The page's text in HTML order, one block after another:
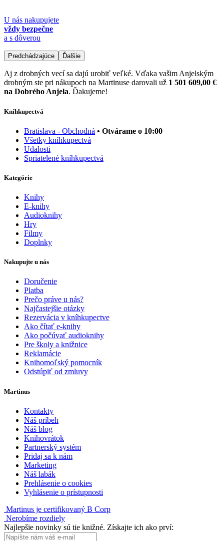
U nás nakupujete
vždy bezpečne
a s dôverou
Predchádzajúce Ďalšie
Aj z drobných vecí sa dajú urobiť veľké. Vďaka vašim Anjelským
drobným ste pri nákupoch na Martinuse darovali už 1 501 609,00 €
na Dobrého Anjela. Ďakujeme!
Kníhkupectvá
Bratislava - Obchodná • Otvárame o 10:00
Všetky kníhkupectvá
Udalosti
Spriatelené kníhkupectvá
Kategórie
Knihy
E-knihy
Audioknihy
Hry
Filmy
Doplnky
Nakupujte u nás
Doručenie
Platba
Prečo práve u nás?
Najčastejšie otázky
Rezervácia v kníhkupectve
Ako čítať e-knihy
Ako počúvať audioknihy
Pre školy a knižnice
Reklamácie
Knihomoľský pomocník
Odstúpiť od zmluvy
Martinus
Kontakty
Náš príbeh
Náš blog
Knihovrátok
Partnerský systém
Pridaj sa k nám
Marketing
Náš labák
Prehlásenie o cookies
Vyhlásenie o prístupnosti
Martinus je certifikovaný B Corp
Nerobíme rozdiely
Najlepšie novinky sú tie knižné. Získajte ich ako prví: